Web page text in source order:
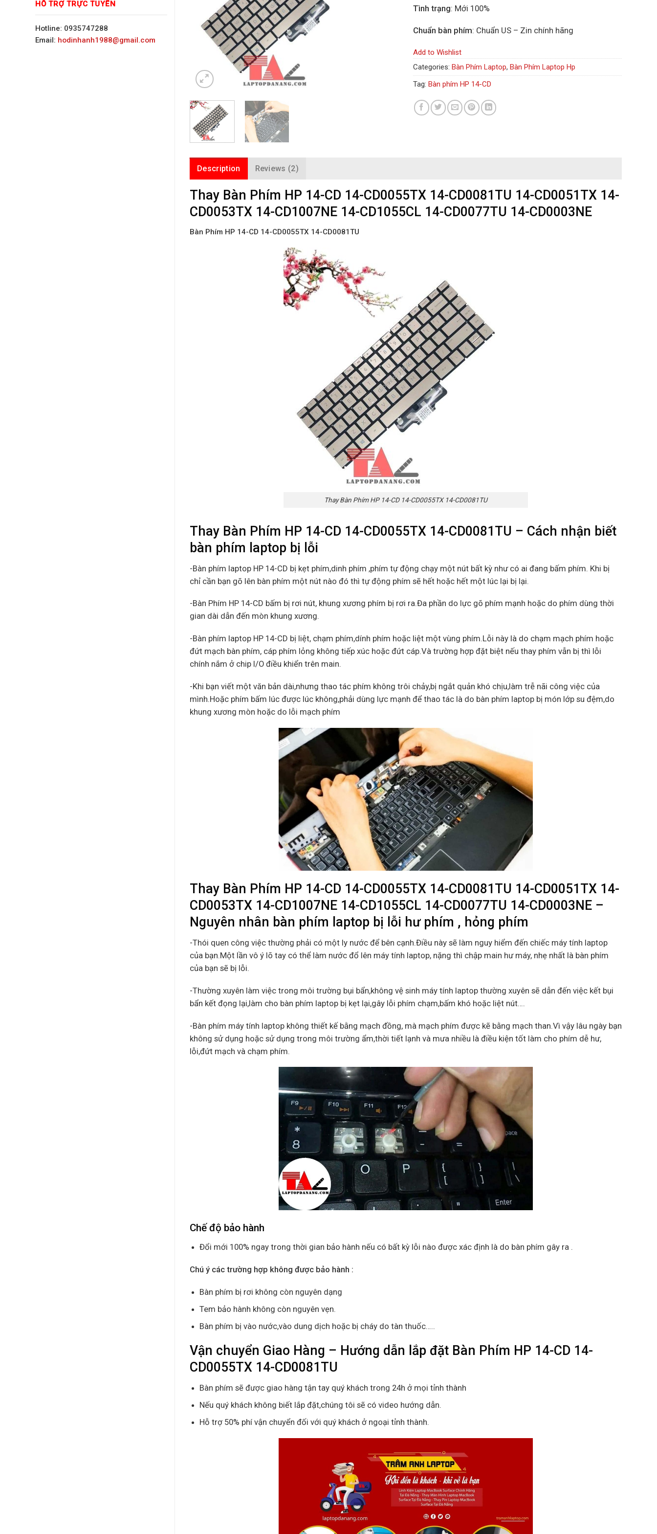
HỖ TRỢ TRỰC TUYẾN
Hotline: 0935747288
Email: hodinhanh1988@gmail.com
Tình trạng: Mới 100%
Chuẩn bàn phím: Chuẩn US – Zin chính hãng
Add to Wishlist
Categories: Bàn Phím Laptop, Bàn Phím Laptop Hp
Tag: Bàn phím HP 14-CD
Description Reviews (2)
Thay Bàn Phím HP 14-CD 14-CD0055TX 14-CD0081TU 14-CD0051TX 14-
CD0053TX 14-CD1007NE 14-CD1055CL 14-CD0077TU 14-CD0003NE
Bàn Phím HP 14-CD 14-CD0055TX 14-CD0081TU
Thay Bàn Phím HP 14-CD 14-CD0055TX 14-CD0081TU
Thay Bàn Phím HP 14-CD 14-CD0055TX 14-CD0081TU – Cách nhận biết
bàn phím laptop bị lỗi
-Bàn phím laptop HP 14-CD bị kẹt phím,dinh phím ,phím tự động chạy một nút bất kỳ như có ai đang bấm phím. Khi bị
chỉ cần bạn gõ lên bàn phím một nút nào đó thì tự động phím sẽ hết hoặc hết một lúc lại bị lại.
-Bàn Phím HP 14-CD bấm bị rơi nút, khung xương phím bị rơi ra.Đa phần do lực gõ phím mạnh hoặc do phím dùng thời
gian dài dẫn đến mòn khung xương.
-Bàn phím laptop HP 14-CD bị liệt, chạm phím,dính phím hoặc liệt một vùng phím.Lỗi này là do chạm mạch phím hoặc
đứt mạch bàn phím, cáp phím lỏng không tiếp xúc hoặc đứt cáp.Và trường hợp đặt biệt nếu thay phím vẫn bị thì lỗi
chính nắm ở chip I/O điều khiển trên main.
-Khi bạn viết một văn bản dài,nhưng thao tác phím không trôi chảy,bị ngắt quản khó chịu,làm trễ nãi công việc của
mình.Hoặc phím bấm lúc được lúc không,phải dùng lực mạnh để thao tác là do bàn phím laptop bị món lớp su đệm,do
khung xương mòn hoặc do lỗi mạch phím
Thay Bàn Phím HP 14-CD 14-CD0055TX 14-CD0081TU 14-CD0051TX 14-
CD0053TX 14-CD1007NE 14-CD1055CL 14-CD0077TU 14-CD0003NE –
Nguyên nhân bàn phím laptop bị lỗi hư phím , hỏng phím
-Thói quen công việc thường phải có một ly nước để bên cạnh.Điều này sẽ làm nguy hiểm đến chiếc máy tính laptop
của bạn.Một lần vô ý lõ tay có thể làm nước đổ lên máy tính laptop, nặng thì chập main hư máy, nhẹ nhất là bàn phím
của bạn sẽ bị lỗi.
-Thường xuyên làm việc trong môi trường bụi bẩn,không vệ sinh máy tính laptop thường xuyên sẽ dẫn đến việc kết bụi
bẩn kết đọng lại,làm cho bàn phím laptop bị kẹt lại,gây lỗi phím chạm,bấm khó hoặc liệt nút….
-Bàn phím máy tính laptop không thiết kế bằng mạch đồng, mà mạch phím được kẽ bằng mạch than.Vì vậy lâu ngày bạn
không sử dụng hoặc sử dụng trong môi trường ẩm,thời tiết lạnh và mưa nhiều là điều kiện tốt làm cho phím dễ hư,
lỗi,đứt mạch và chạm phím.
Chế độ bảo hành
Đổi mới 100% ngay trong thời gian bảo hành nếu có bất kỳ lỗi nào được xác định là do bàn phím gây ra .
Chú ý các trường hợp không được bảo hành :
Bàn phím bị rơi không còn nguyên dạng
Tem bảo hành không còn nguyên vẹn.
Bàn phím bị vào nước,vào dung dịch hoặc bị cháy do tàn thuốc…..
Vận chuyển Giao Hàng – Hướng dẫn lắp đặt Bàn Phím HP 14-CD 14-
CD0055TX 14-CD0081TU
Bàn phím sẽ được giao hàng tận tay quý khách trong 24h ở mọi tỉnh thành
Nếu quý khách không biết lắp đặt,chúng tôi sẽ có video hướng dẫn.
Hỗ trợ 50% phí vận chuyển đối với quý khách ở ngoại tỉnh thành.